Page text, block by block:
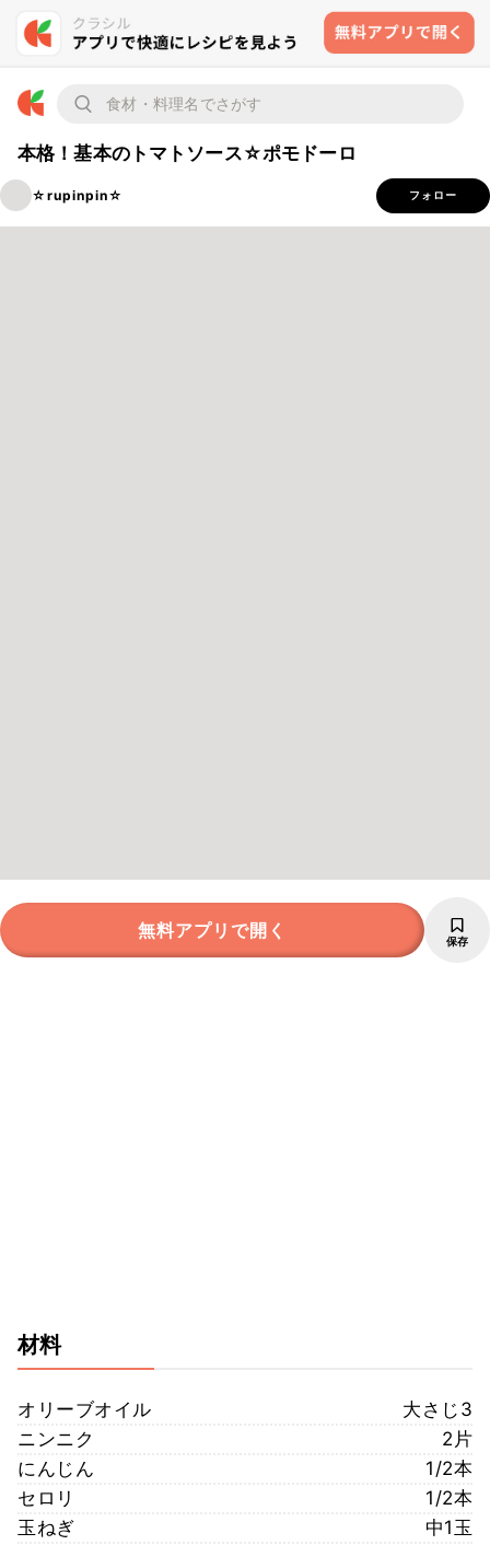
本格！基本のトマトソース☆ポモドーロ
☆rupinpin☆ フォロー
無料アプリで開く 保存
材料
オリーブオイル
大さじ3
ニンニク
2片
にんじん
1/2本
セロリ
1/2本
玉ねぎ
中1玉